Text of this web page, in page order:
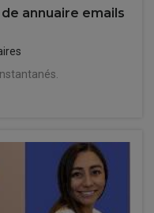
annuaire emails